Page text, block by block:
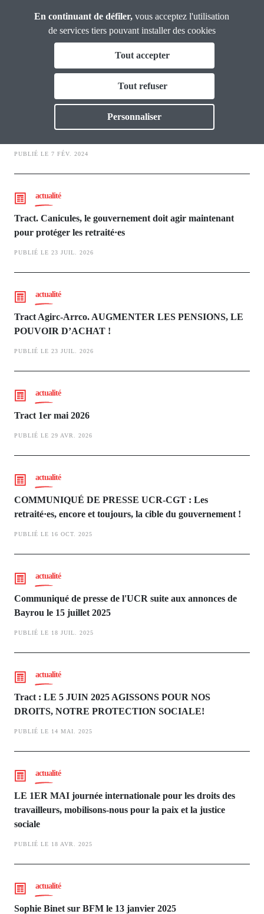
Union
Retraité·es
Toggle
Toggle
Thématiques
Revendicatif
PUBLIÉ LE 7 FÉV. 2024
actualité
Tract. Canicules, le gouvernement doit agir maintenant
pour protéger les retraité·es
PUBLIÉ LE 23 JUIL. 2026
actualité
Tract Agirc-Arrco. AUGMENTER LES PENSIONS, LE
POUVOIR D’ACHAT !
PUBLIÉ LE 23 JUIL. 2026
actualité
Tract 1er mai 2026
PUBLIÉ LE 29 AVR. 2026
actualité
COMMUNIQUÉ DE PRESSE UCR-CGT : Les
retraité·es, encore et toujours, la cible du gouvernement !
PUBLIÉ LE 16 OCT. 2025
actualité
Communiqué de presse de l'UCR suite aux annonces de
Bayrou le 15 juillet 2025
PUBLIÉ LE 18 JUIL. 2025
actualité
Tract : LE 5 JUIN 2025 AGISSONS POUR NOS
DROITS, NOTRE PROTECTION SOCIALE!
PUBLIÉ LE 14 MAI. 2025
actualité
LE 1ER MAI journée internationale pour les droits des
travailleurs, mobilisons-nous pour la paix et la justice
sociale
PUBLIÉ LE 18 AVR. 2025
actualité
Sophie Binet sur BFM le 13 janvier 2025
En continuant de défiler, vous acceptez l'utilisation
de services tiers pouvant installer des cookies
Tout accepter
Tout refuser
Personnaliser